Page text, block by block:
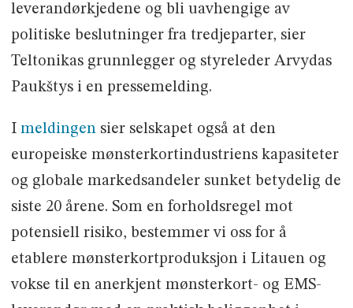
leverandørkjedene og bli uavhengige av
politiske beslutninger fra tredjeparter, sier
Teltonikas grunnlegger og styreleder Arvydas
Paukštys i en pressemelding.
I meldingensier selskapet også at den
europeiske mønsterkortindustriens kapasiteter
og globale markedsandeler sunket betydelig de
siste 20 årene. Som en forholdsregel mot
potensiell risiko, bestemmer vi oss for å
etablere mønsterkortproduksjon i Litauen og
vokse til en anerkjent mønsterkort- og EMS-